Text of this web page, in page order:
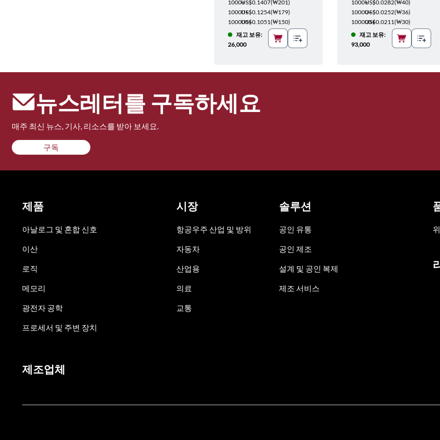
1000+US$0.1407(₩201)
10000+US$0.1254(₩179)
100000+US$0.1051(₩150)
재고 보유:
26,000
1000+US$0.0282(₩40)
10000+US$0.0252(₩36)
100000+US$0.0211(₩30)
재고 보유:
93,000
뉴스레터를 구독하세요
매주 최신 뉴스, 기사, 리소스를 받아 보세요.
구독
제품
아날로그 및 혼합 신호
이산
로직
메모리
광전자 공학
프로세서 및 주변 장치
시장
항공우주 산업 및 방위
자동차
산업용
의료
교통
솔루션
공인 유통
공인 제조
설계 및 공인 복제
제조 서비스
제조업체